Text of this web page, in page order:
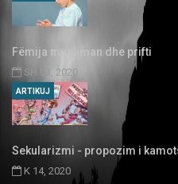
Fëmija musliman dhe prifti
SH 03, 2020
Sekularizmi - propozim i
K 14, 2020
ARTIKUJ